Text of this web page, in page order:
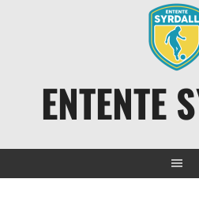
ENTENTE